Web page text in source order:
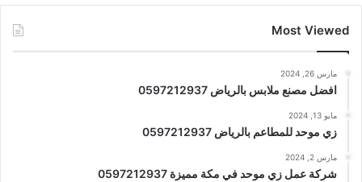
Most Viewed
مارس 26, 2024
افضل مصنع ملابس بالرياض 0597212937
مايو 13, 2024
زي موحد للمطاعم بالرياض 0597212937
مارس 2, 2024
شركة عمل زي موحد في مكة مميزة 0597212937